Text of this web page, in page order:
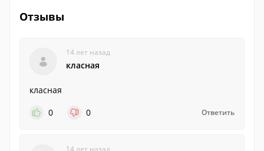
Отзывы
14 лет назад
класная
класная
0
0 Ответить
14 лет назад